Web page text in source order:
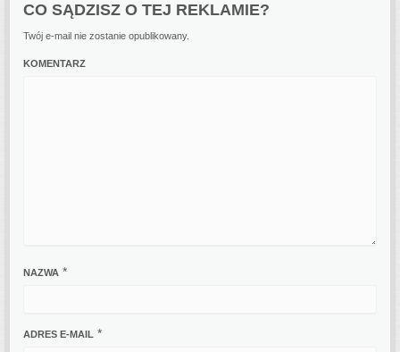
CO SĄDZISZ O TEJ REKLAMIE?
Twój e-mail nie zostanie opublikowany.
KOMENTARZ
NAZWA *
ADRES E-MAIL *